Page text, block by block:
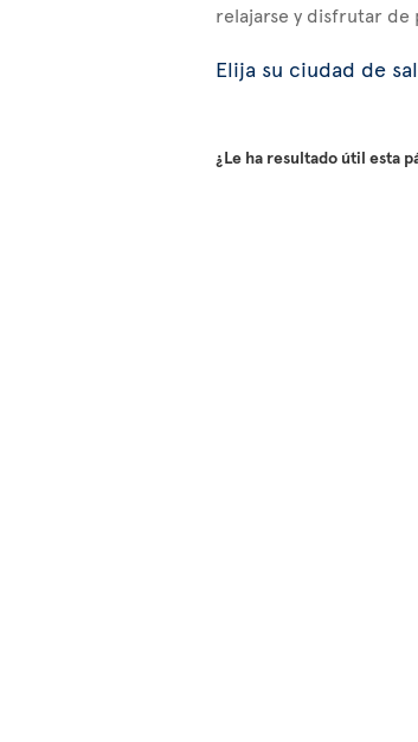
relajarse y disfrutar de
Elija su ciudad de
¿Le ha resultado útil esta